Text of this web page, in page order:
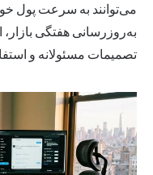
می‌توانند به سرعت پول خود
به‌روزرسانی هفتگی
تصمیمات مسئولانه و